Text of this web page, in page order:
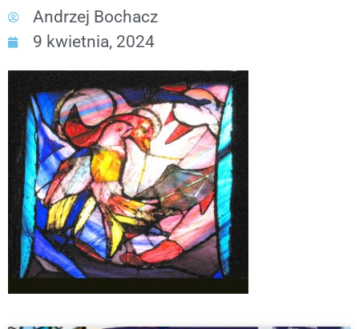
Andrzej Bochacz
9 kwietnia, 2024